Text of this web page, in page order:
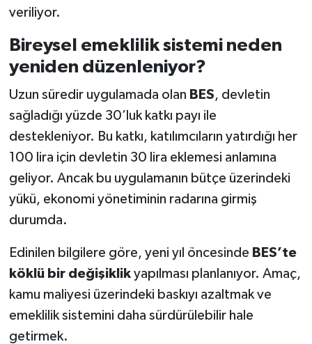
veriliyor.
Bireysel emeklilik sistemi neden
yeniden düzenleniyor?
Uzun süredir uygulamada olan BES, devletin
sağladığı yüzde 30’luk katkı payı ile
destekleniyor. Bu katkı, katılımcıların yatırdığı her
100 lira için devletin 30 lira eklemesi anlamına
geliyor. Ancak bu uygulamanın bütçe üzerindeki
yükü, ekonomi yönetiminin radarına girmiş
durumda.
Edinilen bilgilere göre, yeni yıl öncesinde BES’te
köklü bir değişiklikyapılması planlanıyor. Amaç,
kamu maliyesi üzerindeki baskıyı azaltmak ve
emeklilik sistemini daha sürdürülebilir hale
getirmek.